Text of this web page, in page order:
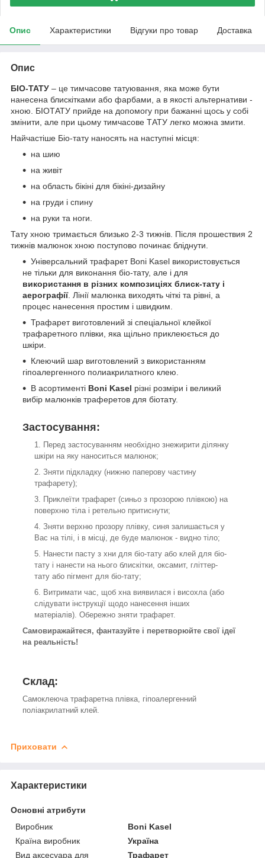
Опис Характеристики Відгуки про товар Доставка
Опис
БІО-ТАТУ – це тимчасове татуювання, яка може бути
нанесена блискітками або фарбами, а в якості альтернативи -
хною. БІОТАТУ прийде на допомогу при бажанні щось у собі
змінити, але при цьому тимчасове ТАТУ легко можна змити.
Найчастіше Біо-тату наносять на наступні місця:
на шию
на живіт
на область бікіні для бікіні-дизайну
на груди і спину
на руки та ноги.
Тату хною тримається близько 2-3 тижнів. Після прошествия 2
тижнів малюнок хною поступово починає бліднути.
Універсальний трафарет Boni Kasel використовується
не тільки для виконання біо-тату, але і для
використання в різних композиціях блиск-тату і
аерографії. Лінії малюнка виходять чіткі та рівні, а
процес нанесення простим і швидким.
Трафарет виготовлений зі спеціальної клейкої
трафаретного плівки, яка щільно приклеюється до
шкіри.
Клеючий шар виготовлений з використанням
гіпоалергенного полиакрилатного клею.
В асортименті Boni Kasel різні розміри і великий
вибір малюнків траферетов для біотату.
Застосування:
Перед застосуванням необхідно знежирити ділянку
шкіри на яку наноситься малюнок;
Зняти підкладку (нижню паперову частину
трафарету);
Приклеїти трафарет (синьо з прозорою плівкою) на
поверхню тіла і ретельно притиснути;
Зняти верхню прозору плівку, синя залишається у
Вас на тілі, і в місці, де буде малюнок - видно тіло;
Нанести пасту з хни для біо-тату або клей для біо-
тату і нанести на нього блискітки, оксамит, гліттер-
тату або пігмент для біо-тату;
Витримати час, щоб хна виявилася і висохла (або
слідувати інструкції щодо нанесення інших
матеріалів). Обережно зняти трафарет.
Самовиражайтеся, фантазуйте і перетворюйте свої ідеї
на реальність!
Склад:
Самоклеюча трафаретна плівка, гіпоалергенний
поліакрилатний клей.
Приховати
Характеристики
Основні атрибути
Виробник
Boni Kasel
Країна виробник
Україна
Вид аксесуара для
Трафарет